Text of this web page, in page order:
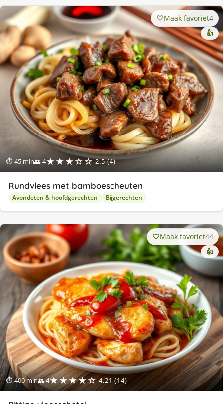
⏱ 45 min👥 4★★★☆☆ 2.5 (4)
Maak favoriet4
👍
Rundvlees met bamboescheuten
Avondeten & hoofdgerechten Bijgerechten
⏱ 400 min👥 4★★★★☆ 4.21 (14)
Maak favoriet44
👍